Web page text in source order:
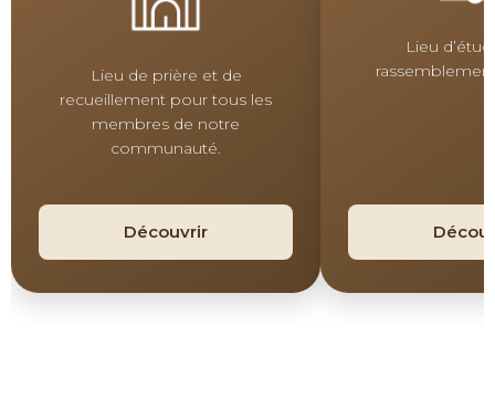
Lieu de prière et de
recueillement pour tous les
membres de notre
communauté.
Découvrir
Lieu